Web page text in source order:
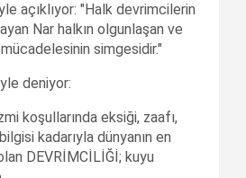
açıklıyor: "Halk devrimcilerin
Nar halkın olgunlaşan ve
simgesidir."
deniyor:
koşullarında eksiği, zaafı,
kadarıyla dünyanın en
DEVRİMCİLİĞİ; kuyu